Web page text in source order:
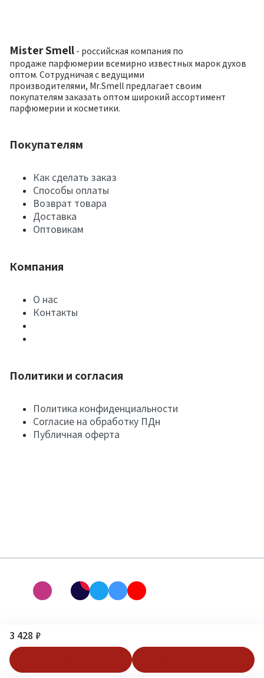
3 428 ₽
Mister Smell - российская компания по
продаже парфюмерии всемирно известных марок духов
оптом. Сотрудничая с ведущими
производителями, Mr.Smell предлагает своим
покупателям заказать оптом широкий ассортимент
парфюмерии и косметики.
Покупателям
Как сделать заказ
Способы оплаты
Возврат товара
Доставка
Оптовикам
Компания
О нас
Контакты
Политики и согласия
Политика конфиденциальности
Согласие на обработку ПДн
Публичная оферта